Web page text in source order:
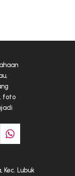
foto
Kec. Lubuk